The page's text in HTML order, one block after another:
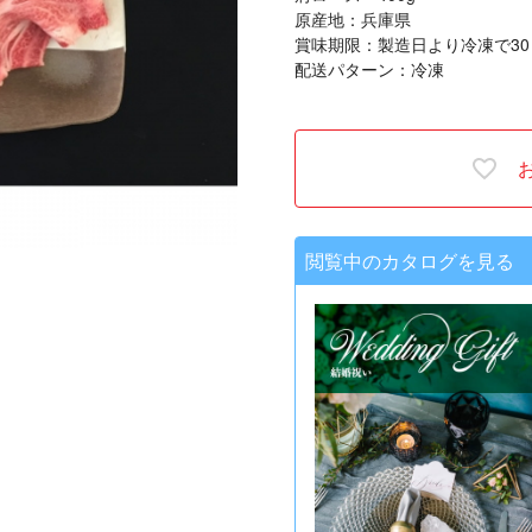
原産地：兵庫県
賞味期限：製造日より冷凍で
配送パターン：冷凍
閲覧中のカタログを見る